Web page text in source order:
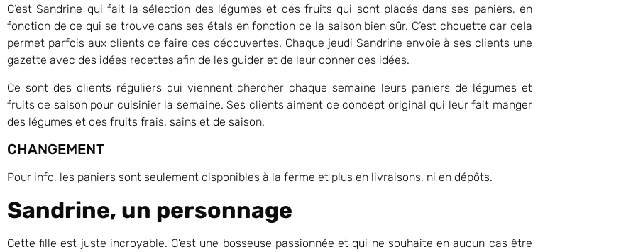
C’est Sandrine qui fait la sélection des légumes et des fruits qui sont placés dans ses paniers, en
fonction de ce qui se trouve dans ses étals en fonction de la saison bien sûr. C’est chouette car cela
permet parfois aux clients de faire des découvertes. Chaque jeudi Sandrine envoie à ses clients une
gazette avec des idées recettes afin de les guider et de leur donner des idées.
Ce sont des clients réguliers qui viennent chercher chaque semaine leurs paniers de légumes et
fruits de saison pour cuisinier la semaine. Ses clients aiment ce concept original qui leur fait manger
des légumes et des fruits frais, sains et de saison.
CHANGEMENT
Pour info, les paniers sont seulement disponibles à la ferme et plus en livraisons, ni en dépôts.
Sandrine, un personnage
Cette fille est juste incroyable. C’est une bosseuse passionnée et qui ne souhaite en aucun cas être